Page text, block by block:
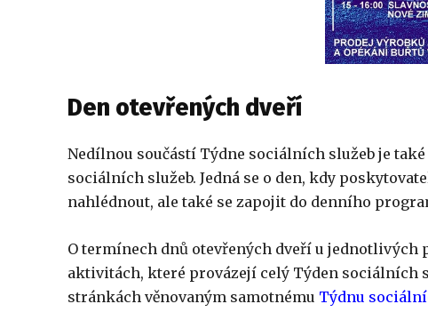
Den otevřených dveří
Nedílnou součástí Týdne sociálních služeb je
sociálních služeb. Jedná se o den, kdy
nahlédnout, ale také se zapojit do denního
O termínech dnů otevřených dveří u
aktivitách, které provázejí celý Týden sociálních
stránkách věnovaným samotnému Týdnu